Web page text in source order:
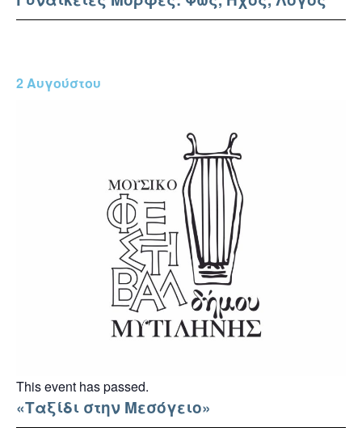
2 Αυγούστου
This event has passed.
«Ταξίδι στην Μεσόγειο»